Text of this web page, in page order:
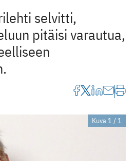
selvitti,
pitäisi varautua,
Kuva 1 / 1